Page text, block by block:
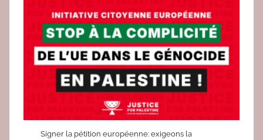
Signer la pétition européenne: exigeons la